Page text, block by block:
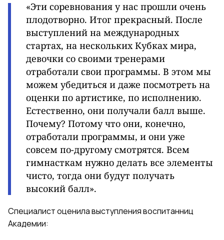
«Эти соревнования у нас прошли очень
плодотворно. Итог прекрасный. После
выступлений на международных
стартах, на нескольких Кубках мира,
девочки со своими тренерами
отработали свои программы. В этом мы
можем убедиться и даже посмотреть на
оценки по артистике, по исполнению.
Естественно, они получали балл выше.
Почему? Потому что они, конечно,
отработали программы, и они уже
совсем по-другому смотрятся. Всем
гимнасткам нужно делать все элементы
чисто, тогда они будут получать
высокий балл».
Специалист оценила выступления воспитанниц
Академии: